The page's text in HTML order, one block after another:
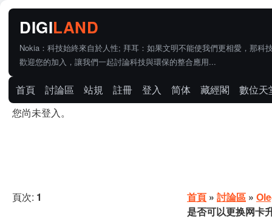
Nokia：科技始終來自於人性; 拜耳：如果文明不能使我們更相愛，那科
歡迎您的加入，讓我們一起討論科技與環保的整合應用...
首頁 討論區 站規 註冊 登入 简体 藏經閣
數位天
您尚未登入。
頁次: 1 首頁 » 討論區 »
是否可以更换网卡